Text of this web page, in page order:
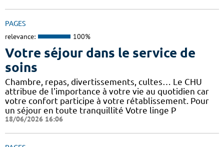
PAGES
relevance: 100%
Votre séjour dans le service de
soins
Chambre, repas, divertissements, cultes… Le CHU
attribue de l'importance à votre vie au quotidien car
votre confort participe à votre rétablissement. Pour
un séjour en toute tranquillité Votre linge P
18/06/2026 16:06